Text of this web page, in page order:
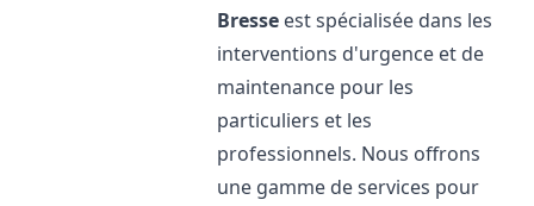
Bresse est spécialisée dans les
interventions d'urgence et de
maintenance pour les
particuliers et les
professionnels. Nous offrons
une gamme de services pour